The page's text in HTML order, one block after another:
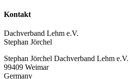
Kontakt
Dachverband Lehm e.V.
Stephan Jörchel
Stephan Jörchel Dachverband Lehm e.V.
99409 Weimar
Germany